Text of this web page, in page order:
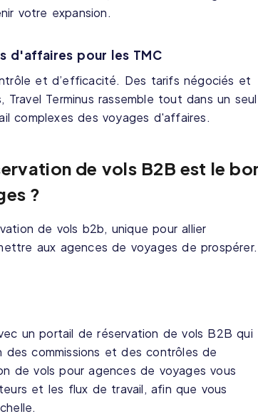
votre expansion.
d'affaires pour les TMC
et d’efficacité. Des tarifs négociés et
Terminus rassemble tout dans un seul
complexes des voyages d'affaires.
de vols B2B est le
?
de vols b2b, unique pour allier
aux agences de voyages de prospérer.
un portail de réservation de vols B2B qui
commissions et des contrôles de
de vols pour agences de voyages vous
et les flux de travail, afin que vous